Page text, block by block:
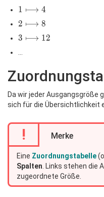
1
\longmapsto
1 ⟼ 4
2
\longmapsto
2 ⟼ 8
3
3 ⟼ 12
Da wir jeder Ausgangsgröße
sich für die Übersichtlichkeit
! Merke
Eine Zuordnungstabelle
Spalten . Links stehen
zugeordnete Größe.